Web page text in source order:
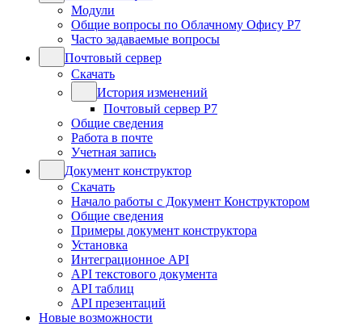
Модули
Общие вопросы по Облачному Офису Р7
Часто задаваемые вопросы
Почтовый сервер
Скачать
История изменений
Почтовый сервер Р7
Общие сведения
Работа в почте
Учетная запись
Документ конструктор
Скачать
Начало работы с Документ Конструктором
Общие сведения
Примеры документ конструктора
Установка
Интеграционное API
API текстового документа
API таблиц
API презентаций
Новые возможности